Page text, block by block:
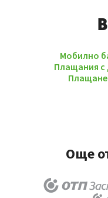
Мобилно
Плащания с
Плащане
Още